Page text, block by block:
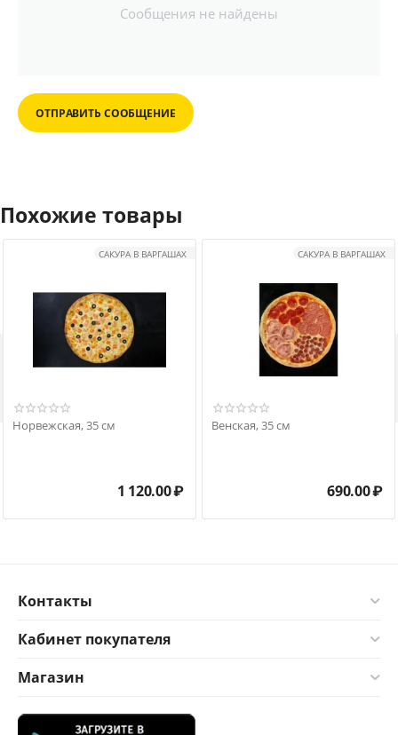
Сообщения не найдены
ОТПРАВИТЬ СООБЩЕНИЕ
Похожие товары
САКУРА В ВАРГАШАХ
Норвежская, 35 см
1 120.00₽
САКУРА В ВАРГАШАХ
Венская, 35 см
690.00₽
Контакты
Кабинет покупателя
Магазин